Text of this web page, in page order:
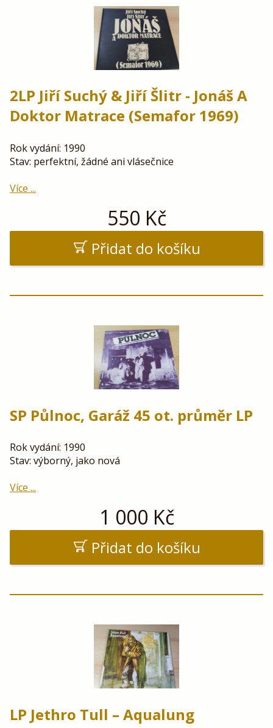
2LP Jiří Suchý & Jiří Šlitr - Jonáš A
Doktor Matrace (Semafor 1969)
Rok vydání: 1990
Stav: perfektní, žádné ani vlásečnice
Více ...
550 Kč
Přidat do košíku
SP Půlnoc, Garáž 45 ot. průměr LP
Rok vydání: 1990
Stav: výborný, jako nová
Více ...
1 000 Kč
Přidat do košíku
LP Jethro Tull – Aqualung